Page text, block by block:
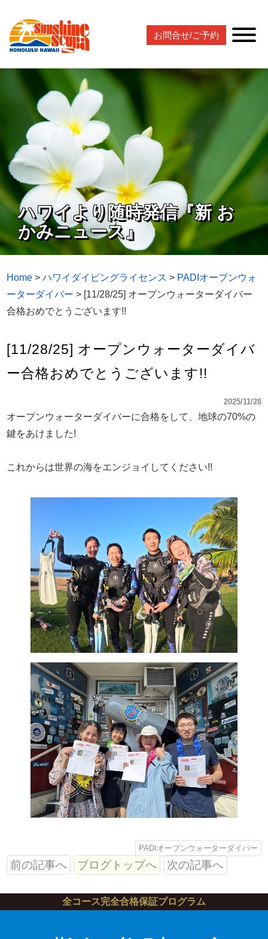
お問合せ/ご予約
ハワイより随時発信『新 お
かみニュース』
Home >ハワイダイビングライセンス > PADIオープンウォ
ーターダイバー > [11/28/25] オープンウォーターダイバー
合格おめでとうございます!!
[11/28/25] オープンウォーターダイバ
ー合格おめでとうございます!!
2025/11/28
オープンウォーターダイバーに合格をして、地球の70%の
鍵をあけました!
これからは世界の海をエンジョイしてください!!
PADIオープンウォーターダイバー
前の記事へ ブログトップへ 次の記事へ
全コース完全合格保証プログラム